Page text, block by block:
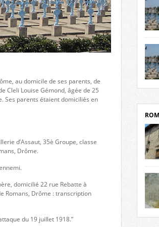
au domicile de ses parents, de
Cleli Louise Gémond, âgée de 25
Ses parents étaient domiciliés en
d’Assaut, 35è Groupe, classe
Drôme.
domicilié 22 rue Rebatte à
Romans, Drôme : transcription
du 19 juillet 1918.”
par